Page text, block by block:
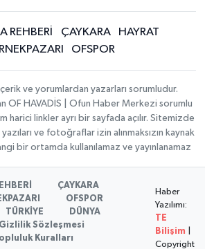
REHBERİ ÇAYKARA
HAYRAT
OFSPOR
ve yorumlardan yazarları sorumludur.
OF HAVADİS | Ofun Haber Merkezi sorumlu
harici linkler ayrı bir sayfada açılır. Sitemizde
ve fotoğraflar izin alınmaksızın kaynak
bir ortamda kullanılamaz ve yayınlanamaz
ÇAYKARA
OFSPOR
TÜRKİYE
DÜNYA
Gizlilik Sözleşmesi
Kuralları
Haber
Yazılımı:
TE
Bilişim
Copyright